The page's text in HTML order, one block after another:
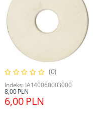
(0)
Indeks: IA140060003000
6,00 PLN
8,00 PLN